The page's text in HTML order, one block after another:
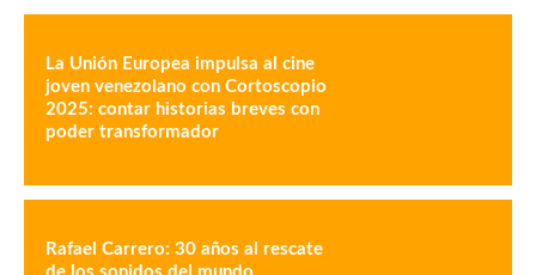
La Unión Europea impulsa al cine
joven venezolano con Cortoscopio
2025: contar historias breves con
poder transformador
Rafael Carrero: 30 años al rescate